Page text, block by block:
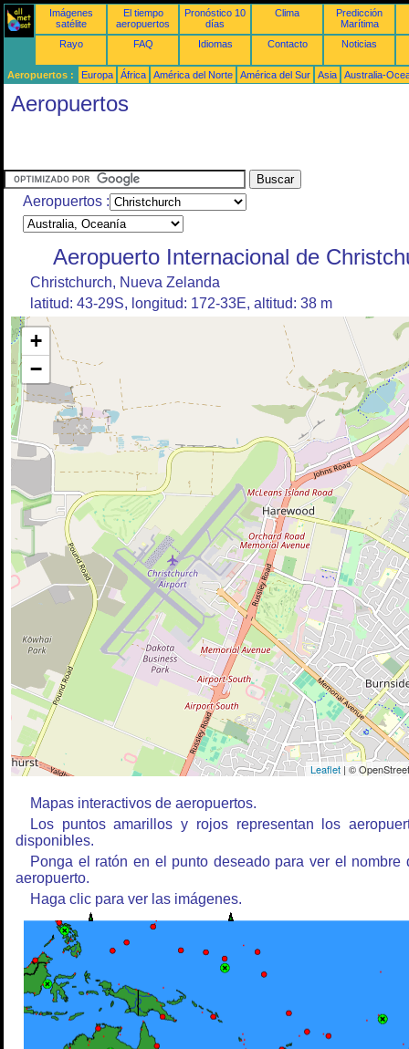
Imágenes
satélite
El tiempo
aeropuertos
Pronóstico 10
días
Clima
Predicción
Marítima
Rayo
FAQ Idiomas Contacto Noticias
Aeropuertos : Europa África América del Norte América del Sur Asia Australia-
Aeropuertos
Aeropuertos :
Aeropuerto Internacional de
Christchurch, Nueva Zelanda
latitud: 43-29S, longitud: 172-33E, altitud: 38 m
+
−
Leaflet | ©
Mapas interactivos de aeropuertos.
Los puntos amarillos y rojos representan los
disponibles.
Ponga el ratón en el punto deseado para ver el nombre
aeropuerto.
Haga clic para ver las imágenes.